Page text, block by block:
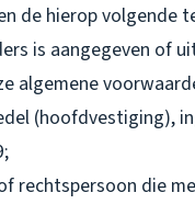
de hierop volgende
is aangegeven of
algemene
(hoofdvestiging),
rechtspersoon die